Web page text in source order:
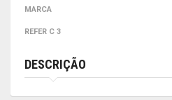
MARCA
REFER C 3
DESCRIÇÃO